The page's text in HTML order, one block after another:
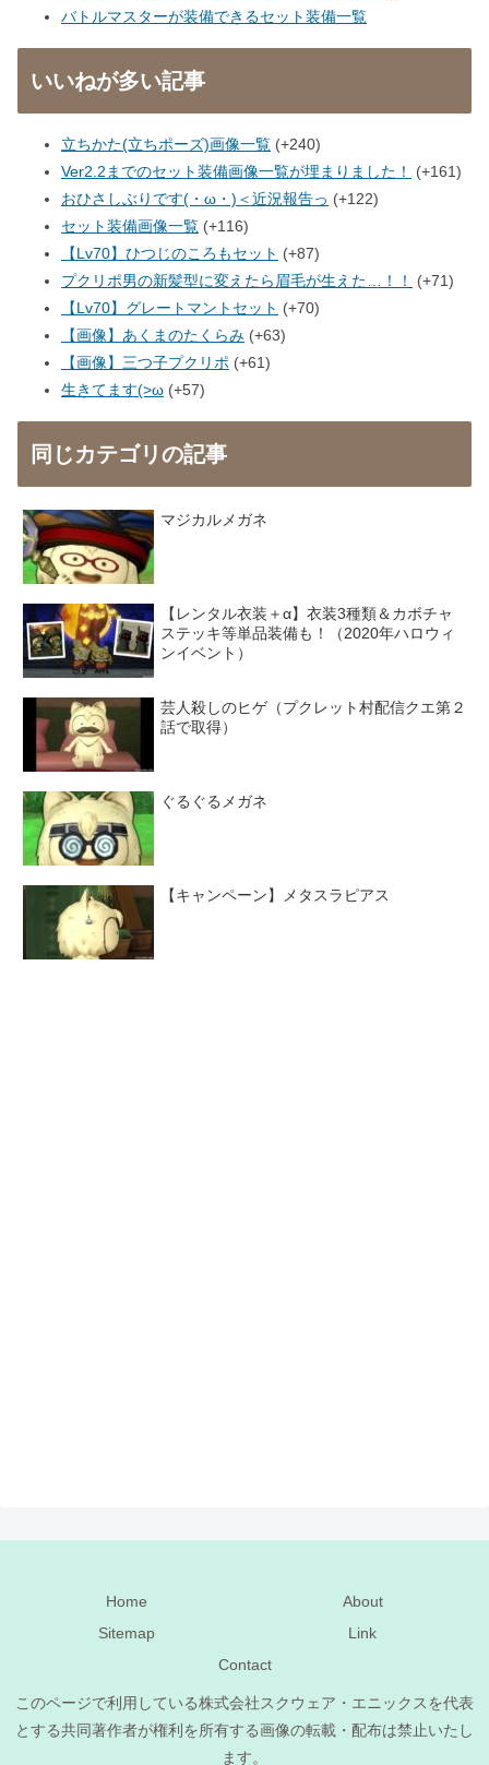
バトルマスターが装備できるセット装備一覧
いいねが多い記事
立ちかた(立ちポーズ)画像一覧 +240
Ver2.2までのセット装備画像一覧が埋まりました！
+161
おひさしぶりです(・ω・)＜近況報告っ
+122
セット装備画像一覧 +116
【Lv70】ひつじのころもセット
+87
プクリポ男の新髪型に変えたら眉毛が生えた…！！
+71
【Lv70】グレートマントセット
+70
【画像】あくまのたくらみ +63
【画像】三つ子プクリポ
+61
生きてます(>ω +57
同じカテゴリの記事
マジカルメガネ
【レンタル衣装＋α】衣装3種類＆カボチャ
ステッキ等単品装備も！（2020年ハロウィ
ンイベント）
芸人殺しのヒゲ（プクレット村配信クエ第２
話で取得）
ぐるぐるメガネ
【キャンペーン】メタスラピアス
Home
About
Sitemap
Link
Contact
このページで利用している株式会社スクウェア・エニックスを代表
とする共同著作者が権利を所有する画像の転載・配布は禁止いたし
ます。